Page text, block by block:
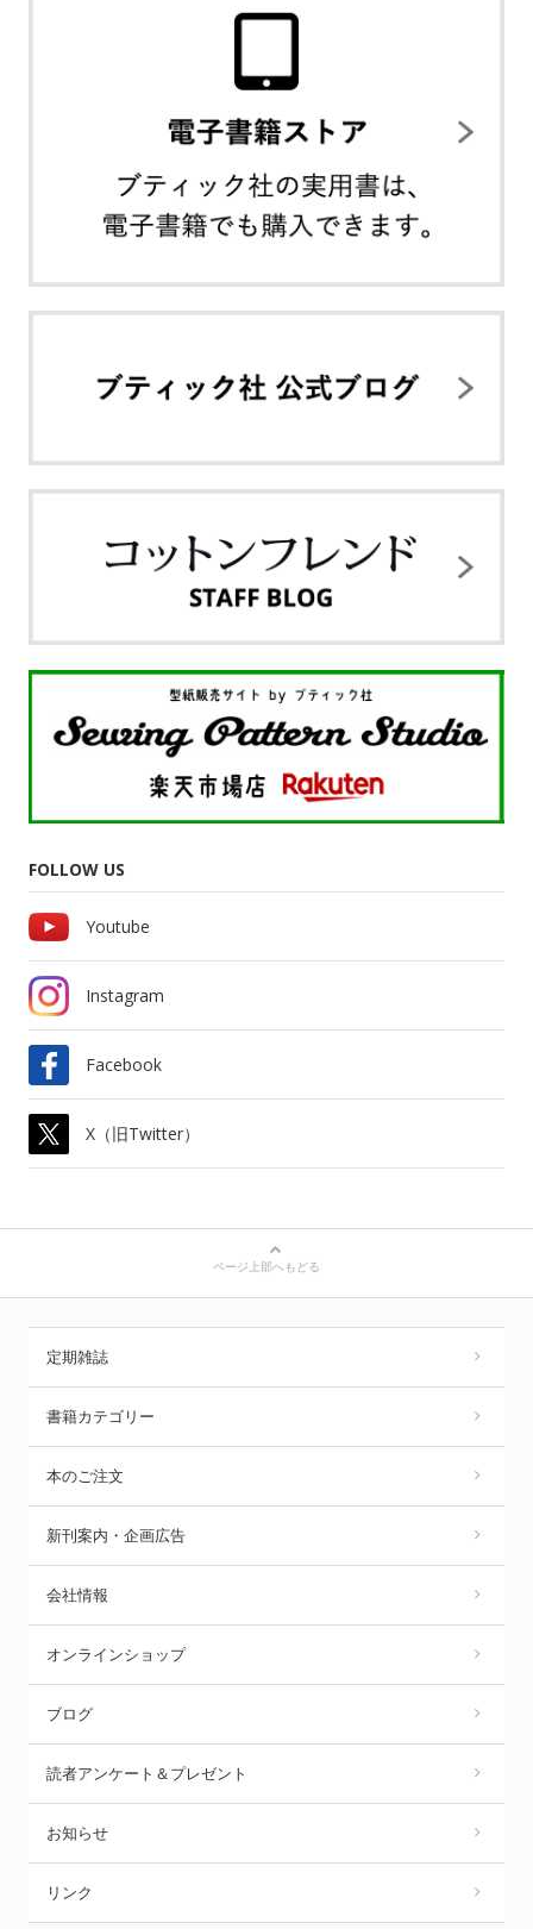
FOLLOW US
Youtube
Instagram
Facebook
X（旧Twitter）
ページ上部へもどる
定期雑誌
書籍カテゴリー
本のご注文
新刊案内・企画広告
会社情報
オンラインショップ
ブログ
読者アンケート＆プレゼント
お知らせ
リンク